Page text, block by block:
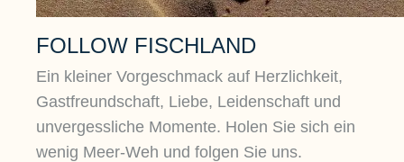
FOLLOW FISCHLAND
Ein kleiner Vorgeschmack auf Herzlichkeit,
Gastfreundschaft, Liebe, Leidenschaft und
unvergessliche Momente. Holen Sie sich ein
wenig Meer-Weh und folgen Sie uns.